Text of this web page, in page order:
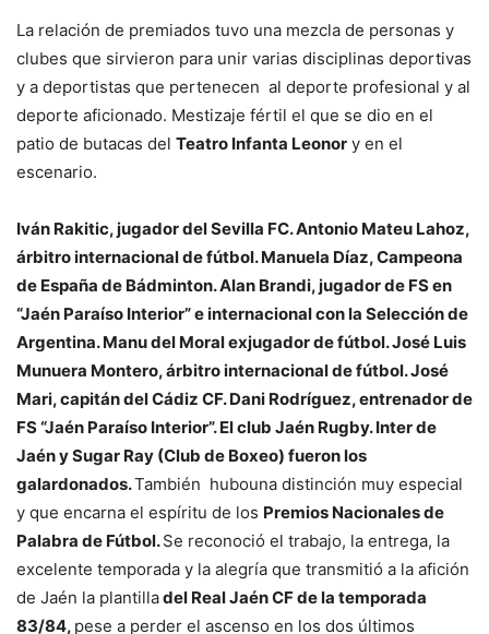
La relación de premiados tuvo una mezcla de personas y
clubes que sirvieron para unir varias disciplinas deportivas
y a deportistas que pertenecen al deporte profesional y al
deporte aficionado. Mestizaje fértil el que se dio en el
patio de butacas del Teatro Infanta Leonor y en el
escenario.
Iván Rakitic, jugador del Sevilla FC. Antonio Mateu Lahoz,
árbitro internacional de fútbol. Manuela Díaz, Campeona
de España de Bádminton. Alan Brandi, jugador de FS en
“Jaén Paraíso Interior” e internacional con la Selección de
Argentina. Manu del Moral exjugador de fútbol. José Luis
Munuera Montero, árbitro internacional de fútbol. José
Mari, capitán del Cádiz CF. Dani Rodríguez, entrenador de
FS “Jaén Paraíso Interior”. El club Jaén Rugby. Inter de
Jaén y Sugar Ray (Club de Boxeo) fueron los
galardonados.También hubouna distinción muy especial
y que encarna el espíritu de los Premios Nacionales de
Palabra de Fútbol.Se reconoció el trabajo, la entrega, la
excelente temporada y la alegría que transmitió a la afición
de Jaén la plantilladel Real Jaén CF de la temporada
83/84, pese a perder el ascenso en los dos últimos